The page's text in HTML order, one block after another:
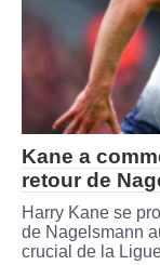
Kane a
retour de
Harry Kane se
de Nagelsmann
crucial de la